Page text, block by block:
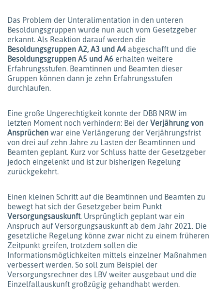
Das Problem der Unteralimentation in den unteren
Besoldungsgruppen wurde nun auch vom Gesetzgeber
erkannt. Als Reaktion darauf werden die
Besoldungsgruppen A2, A3 und A4 abgeschafft und die
Besoldungsgruppen A5 und A6 erhalten weitere
Erfahrungsstufen. Beamtinnen und Beamten dieser
Gruppen können dann je zehn Erfahrungsstufen
durchlaufen.
Eine große Ungerechtigkeit konnte der DBB NRW im
letzten Moment noch verhindern: Bei der Verjährung von
Ansprüchen war eine Verlängerung der Verjährungsfrist
von drei auf zehn Jahre zu Lasten der Beamtinnen und
Beamten geplant. Kurz vor Schluss hatte der Gesetzgeber
jedoch eingelenkt und ist zur bisherigen Regelung
zurückgekehrt.
Einen kleinen Schritt auf die Beamtinnen und Beamten zu
bewegt hat sich der Gesetzgeber beim Punkt
Versorgungsauskunft. Ursprünglich geplant war ein
Anspruch auf Versorgungsauskunft ab dem Jahr 2021. Die
gesetzliche Regelung könne zwar nicht zu einem früheren
Zeitpunkt greifen, trotzdem sollen die
Informationsmöglichkeiten mittels einzelner Maßnahmen
verbessert werden. So soll zum Beispiel der
Versorgungsrechner des LBV weiter ausgebaut und die
Einzelfallauskunft großzügig gehandhabt werden.